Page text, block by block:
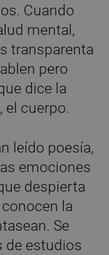
Cuando
mental,
transparenta
pero
dice la
el cuerpo.
leído poesía,
emociones
despierta
la
Se
de estudios